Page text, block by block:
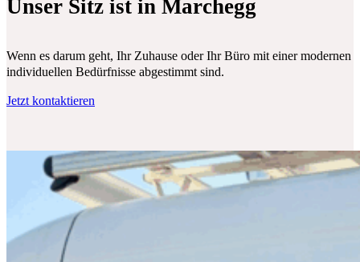
Unser Sitz ist in Marchegg
Wenn es darum geht, Ihr Zuhause oder Ihr Büro mit einer
individuellen Bedürfnisse abgestimmt sind.
Jetzt kontaktieren